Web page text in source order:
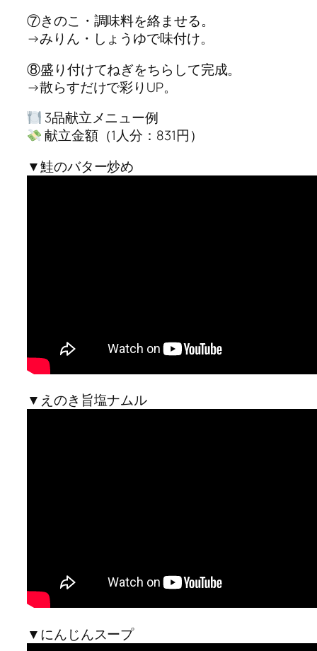
⑦きのこ・調味料を絡ませる。
→みりん・しょうゆで味付け。
⑧盛り付けてねぎをちらして完成。
→散らすだけで彩りUP。
3品献立メニュー例
献立金額（1人分：831円）
▼鮭のバター炒め
▼えのき旨塩ナムル
▼にんじんスープ